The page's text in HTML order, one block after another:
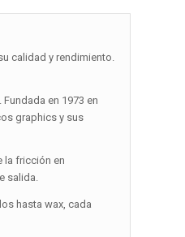
calidad y rendimiento.
en 1973 en
graphics y sus
la fricción en
salida.
hasta wax, cada